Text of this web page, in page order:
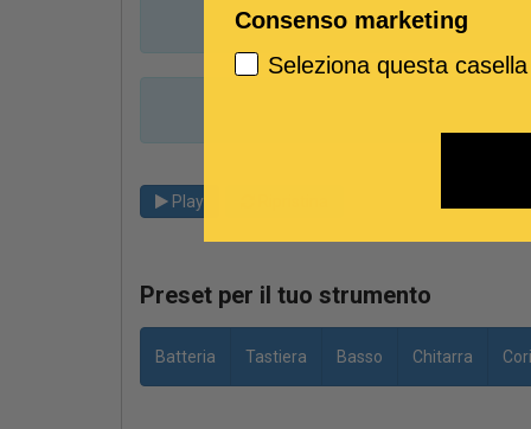
Play
Preset per il tuo strumento
Batteria Tastiera Basso Chitarra
Cori
Consenso marketing
Seleziona questa